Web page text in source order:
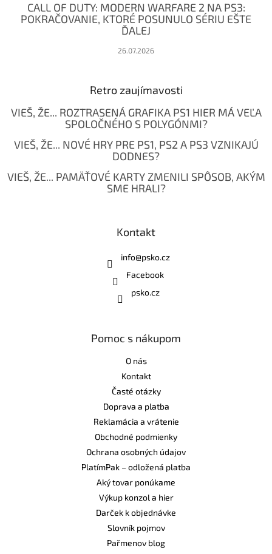
CALL OF DUTY: MODERN WARFARE 2 NA PS3:
POKRAČOVANIE, KTORÉ POSUNULO SÉRIU EŠTE
ĎALEJ
26.07.2026
Retro zaujímavosti
VIEŠ, ŽE... ROZTRASENÁ GRAFIKA PS1 HIER MÁ VEĽA
SPOLOČNÉHO S POLYGÓNMI?
VIEŠ, ŽE... NOVÉ HRY PRE PS1, PS2 A PS3 VZNIKAJÚ
DODNES?
VIEŠ, ŽE... PAMÄŤOVÉ KARTY ZMENILI SPÔSOB, AKÝM
SME HRALI?
Kontakt
info@psko.cz
Facebook
psko.cz
Pomoc s nákupom
O nás
Kontakt
Časté otázky
Doprava a platba
Reklamácia a vrátenie
Obchodné podmienky
Ochrana osobných údajov
PlatímPak – odložená platba
Aký tovar ponúkame
Výkup konzol a hier
Darček k objednávke
Slovník pojmov
Pařmenov blog